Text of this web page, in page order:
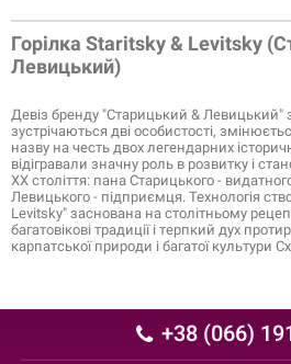
Горілка Staritsky & Levitsky
Левицький)
Девіз бренду "Старицький & Левицький"
зустрічаються дві особистості,
назву на честь двох легендарних
відігравали значну роль в розвитку і
ХХ століття: пана Старицького -
Левицького - підприємця. Технологія
Levitsky" заснована на столітньому
багатовікові традиції і терпкий дух
карпатської природи і багатої культури
+38 (066)